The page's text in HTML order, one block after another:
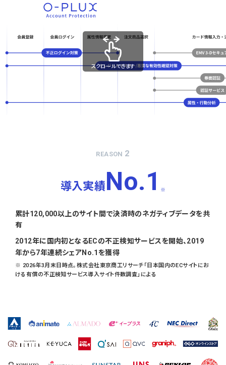
スクロールできます
REASON 2
導入実績No.1 ※
累計120,000以上のサイト間で決済時のネガティブデータを共
有
2012年に国内初となるECの不正検知サービスを開始、2019
年から7年連続シェアNo.1を獲得
※ 2026年3月末日時点。株式会社東京商工リサーチ「日本国内のECサイトにお
ける有償の不正検知サービス導入サイト件数調査」による